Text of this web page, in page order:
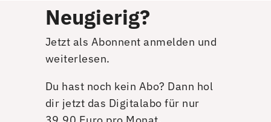
Neugierig?
Jetzt als Abonnent anmelden und
weiterlesen.
Du hast noch kein Abo? Dann hol
dir jetzt das Digitalabo für nur